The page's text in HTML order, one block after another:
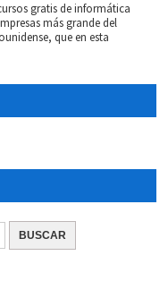
gratis de informática
más grande del
que en esta